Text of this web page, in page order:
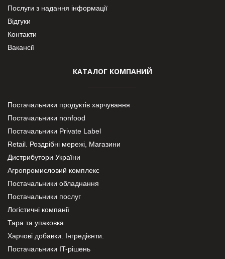
Послуги з надання інформації
Відгуки
Контакти
Вакансії
КАТАЛОГ КОМПАНИЙ
Постачальники продуктів харчування
Постачальники nonfood
Постачальники Private Label
Retail. Роздрібні мережі, Магазини
Дистрибутори України
Агропромисловий комплекс
Постачальники обладнання
Постачальники послуг
Логістичні компанії
Тара та упаковка
Харчові добавки. Інгредієнти.
Постачальники IT-рішень